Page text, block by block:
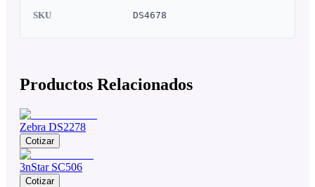
SKU
DS4678
Productos Relacionados
Zebra DS2278
Cotizar
3nStar SC506
Cotizar